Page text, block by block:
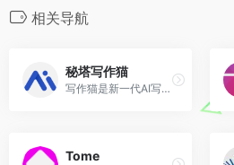
相关导航
秘塔写作猫
写作猫是新一代AI写作伴侣
Tome